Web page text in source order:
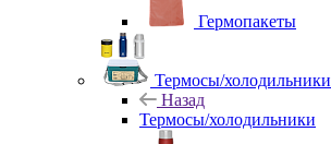
Гермопакеты
Термосы/холодильники
Назад
Термосы/холодильники